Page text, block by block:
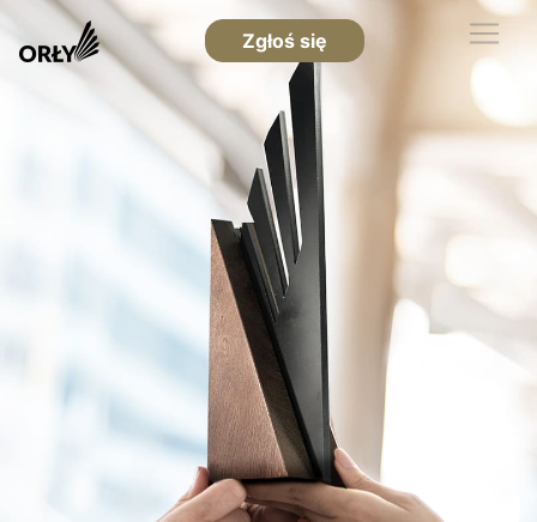
Zgłoś się